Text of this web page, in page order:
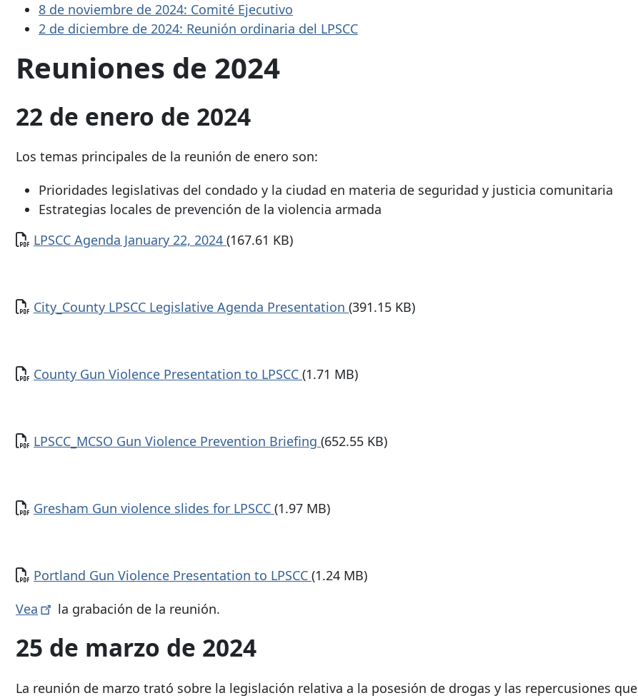
8 de noviembre de 2024: Comité Ejecutivo
2 de diciembre de 2024: Reunión ordinaria del LPSCC
Reuniones de 2024
22 de enero de 2024
Los temas principales de la reunión de enero son:
Prioridades legislativas del condado y la ciudad en materia de seguridad y justicia comunitaria
Estrategias locales de prevención de la violencia armada
Documento
LPSCC Agenda January 22, 2024 (167.61 KB)
Documento
City_County LPSCC Legislative Agenda Presentation (391.15 KB)
Documento
County Gun Violence Presentation to LPSCC (1.71 MB)
Documento
LPSCC_MCSO Gun Violence Prevention Briefing (652.55 KB)
Documento
Gresham Gun violence slides for LPSCC (1.97 MB)
Documento
Portland Gun Violence Presentation to LPSCC (1.24 MB)
Vea
la grabación de la reunión.
25 de marzo de 2024
La reunión de marzo trató sobre la legislación relativa a la posesión de drogas y las repercusiones que